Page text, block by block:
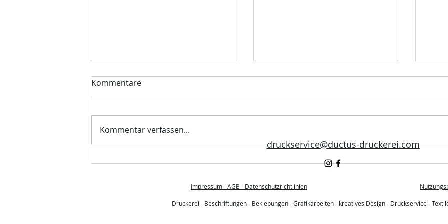
was du wissen musst
Warum Marketingagenturen
Druckpartner mehr Umsatz
Kunden haben
Kommentare
Kommentar verfassen...
druckservice@ductus-druckerei.com
Impressum - AGB - Datenschutzrichtlinien
Druckerei - Beschriftungen - Beklebungen - Grafikarbeiten - kreatives Design - Druckservice -